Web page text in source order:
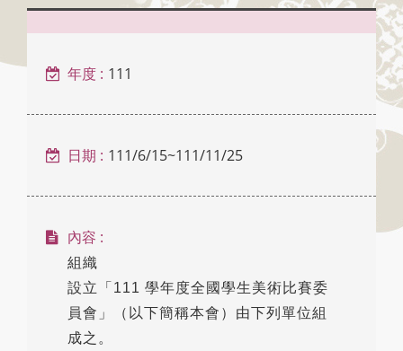
年度 : 111
日期 : 111/6/15~111/11/25
內容 :
組織
設立「111 學年度全國學生美術比賽委
員會」（以下簡稱本會）由下列單位組
成之。